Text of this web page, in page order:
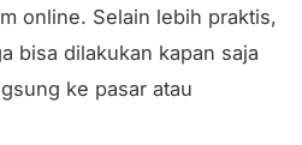
online. Selain lebih praktis,
bisa dilakukan kapan saja
ke pasar atau